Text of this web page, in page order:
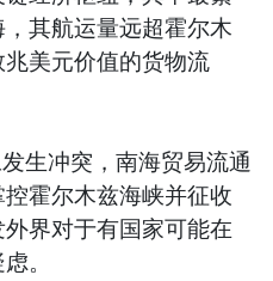
其航运量远超霍尔木
美元价值的货物流
冲突，南海贸易流通
霍尔木兹海峡并征收
界对于有国家可能在
。